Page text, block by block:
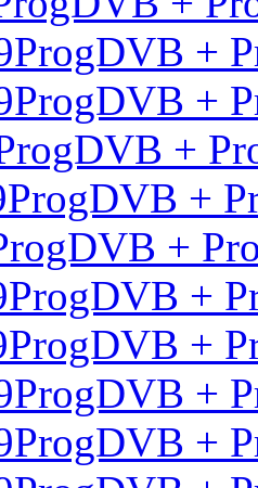
ProgDVB +
ProgDVB +
+
ProgDVB +
+
ProgDVB +
ProgDVB +
ProgDVB +
ProgDVB +